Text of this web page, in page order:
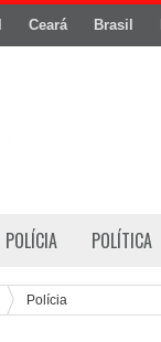
Ceará Brasil
POLÍCIA POLÍTICA
Polícia